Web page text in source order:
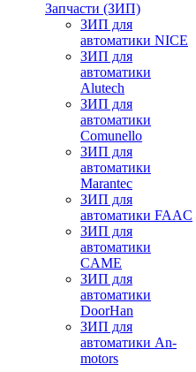
Запчасти (ЗИП)
ЗИП для
автоматики NICE
ЗИП для
автоматики
Alutech
ЗИП для
автоматики
Comunello
ЗИП для
автоматики
Marantec
ЗИП для
автоматики FAAC
ЗИП для
автоматики
CAME
ЗИП для
автоматики
DoorHan
ЗИП для
автоматики An-
motors